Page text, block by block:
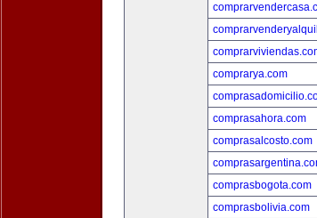
comprarya.com
comprasahora.com
comprasalcosto.com
comprasbogota.com
comprasbolivia.com